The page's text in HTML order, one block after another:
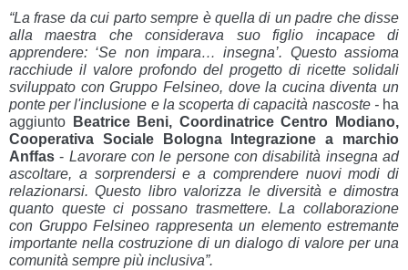
“La frase da cui parto sempre è quella di un padre che disse
alla maestra che considerava suo figlio incapace di
apprendere: ‘Se non impara… insegna’. Questo assioma
racchiude il valore profondo del progetto di ricette solidali
sviluppato con Gruppo Felsineo, dove la cucina diventa un
ponte per l'inclusione e la scoperta di capacità nascoste -ha
aggiunto
Beatrice Beni, Coordinatrice Centro Modiano,
Cooperativa Sociale Bologna Integrazione a marchio
Anffas- Lavorare con le persone con disabilità insegna ad
ascoltare, a sorprendersi e a comprendere nuovi modi di
relazionarsi. Questo libro valorizza le diversità e dimostra
quanto queste ci possano trasmettere. La collaborazione
con Gruppo Felsineo rappresenta un elemento estremante
importante nella costruzione di un dialogo di valore per una
comunità sempre più inclusiva”.